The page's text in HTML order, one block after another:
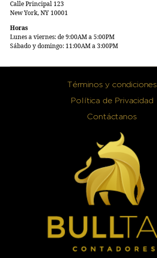
Calle Principal 123
New York, NY 10001
Horas
Lunes a viernes: de 9:00AM a 5:00PM
Sábado y domingo: 11:00AM a 3:00PM
Términos y condiciones
Política de Privacidad
Contáctanos